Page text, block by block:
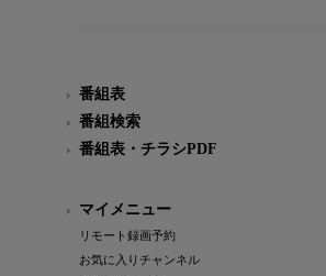
番組表
番組検索
番組表・チラシPDF
マイメニュー
リモート録画予約
お気に入りチャンネル